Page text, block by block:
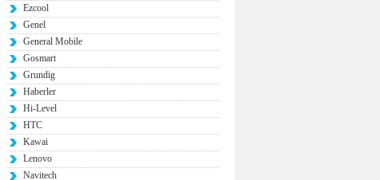
Ezcool
Genel
General Mobile
Gosmart
Grundig
Haberler
Hi-Level
HTC
Kawai
Lenovo
Navitech